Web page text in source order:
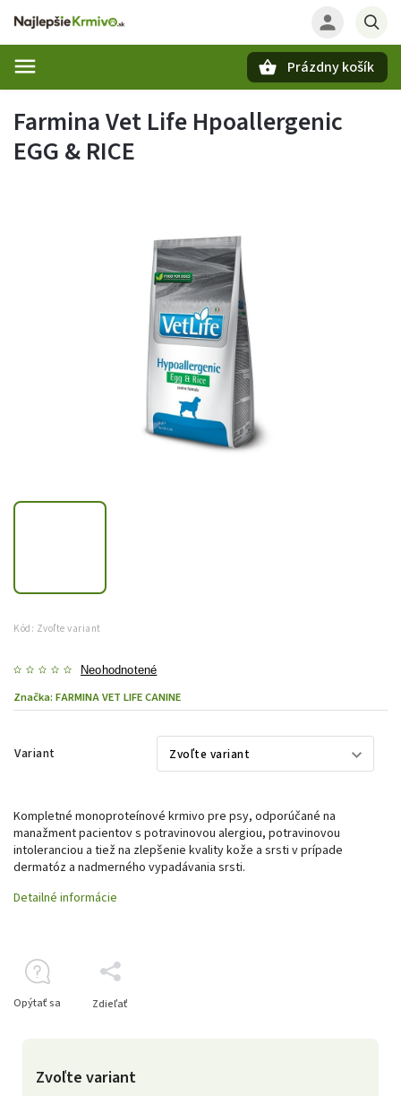
Prázdny košík
Farmina Vet Life Hpoallergenic
EGG & RICE
Kód: Zvoľte variant
Neohodnotené
Značka: FARMINA VET LIFE CANINE
Variant
Zvoľte variant
Kompletné monoproteínové krmivo pre psy, odporúčané na
manažment pacientov s potravinovou alergiou, potravinovou
intoleranciou a tiež na zlepšenie kvality kože a srsti v prípade
dermatóz a nadmerného vypadávania srsti.
Detailné informácie
Opýtať sa Zdieľať